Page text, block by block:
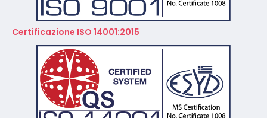
Certificazione ISO 14001:2015